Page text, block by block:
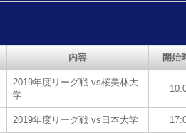
内容 開始
2019年度リーグ戦 vs桜美林大
学
2019年度リーグ戦 vs日本大学